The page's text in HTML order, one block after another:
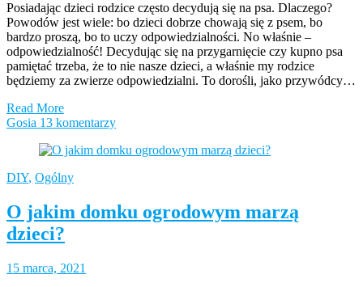
Posiadając dzieci rodzice często decydują się na psa. Dlaczego?
Powodów jest wiele: bo dzieci dobrze chowają się z psem, bo
bardzo proszą, bo to uczy odpowiedzialności. No właśnie –
odpowiedzialność! Decydując się na przygarnięcie czy kupno psa
pamiętać trzeba, że to nie nasze dzieci, a właśnie my rodzice
będziemy za zwierze odpowiedzialni. To dorośli, jako przywódcy…
Read More
Gosia 13 komentarzy
DIY, Ogólny
O jakim domku ogrodowym marzą
dzieci?
15 marca, 2021